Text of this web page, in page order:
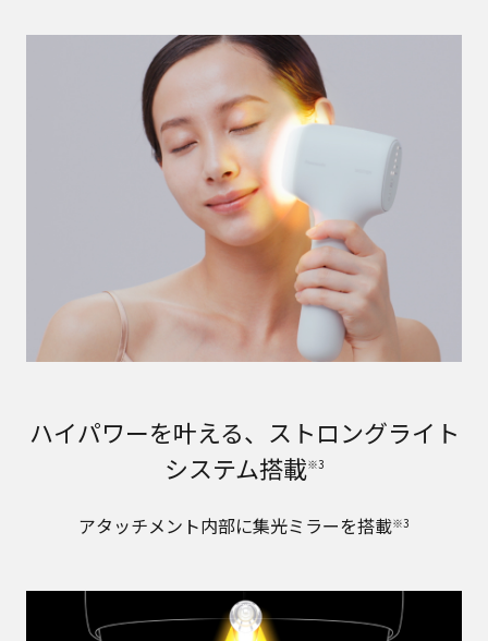
ハイパワーを叶える、ストロングライト
システム搭載※3
アタッチメント内部に集光ミラーを搭載※3